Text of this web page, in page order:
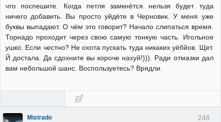
что поспешите. Когда петля замкнётся нельзя будет туда
ничего добавить. Вы просто уйдёте в Черновик. У меня уже
буквы выпадают. О чём это говорит? Начало слипаться время.
Торнадо проходит через свою самую тонкую часть. Игольное
ушко. Если честно? Не охота пускать туда никаких уёбйов. Щет.
Й достала. Да сдохните вы короче нахуй!))). Ради отмазки дал
вам небольшой шанс. Воспользуетесь? Врядли.
248
Mistrado